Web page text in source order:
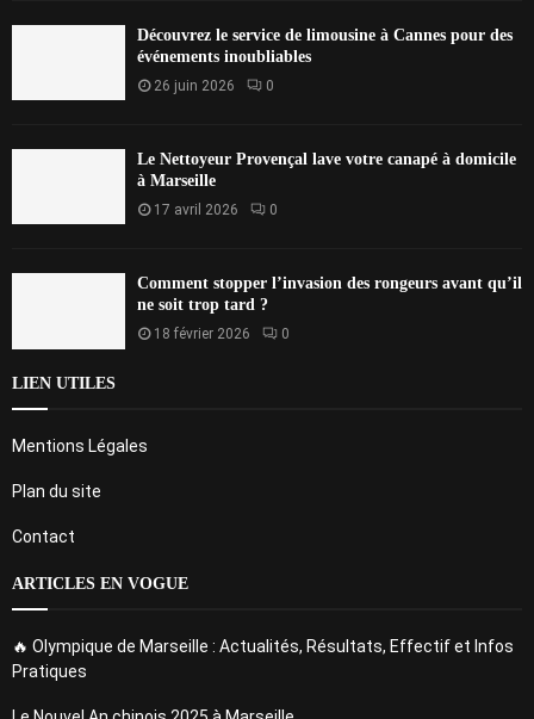
Découvrez le service de limousine à Cannes pour des
événements inoubliables
26 juin 2026 0
Le Nettoyeur Provençal lave votre canapé à domicile
à Marseille
17 avril 2026 0
Comment stopper l’invasion des rongeurs avant qu’il
ne soit trop tard ?
18 février 2026 0
LIEN UTILES
Mentions Légales
Plan du site
Contact
ARTICLES EN VOGUE
🔥 Olympique de Marseille : Actualités, Résultats, Effectif et Infos
Pratiques